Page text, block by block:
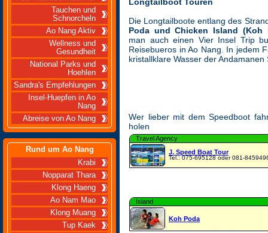
Tauchen und
Schnorcheln
Ao Nang Aktiv
Wellness und
Gesundheit
National Parks und
Hoehlen
Sandra's Empfehlungen
Insel-Huepfen in Ao
Nang
Abreise von Ao Nang
Rund um Ao Nang
Krabi
Nopparat Thara
Klong Haeng
Ao Nam Mao
Klong Muang
Tup Kaek
Die Longtailboote entlang des
Poda und Chicken Island (Koh
man auch einen Vier Insel Trip
Reisebueros in Ao Nang. In jedem
kristallklare Wasser der
Wer lieber mit dem Speedboot
holen
Travel Agency
J. Speed Boat Tour
Tel.: 075-695128 oder 081-
Island
Koh Poda